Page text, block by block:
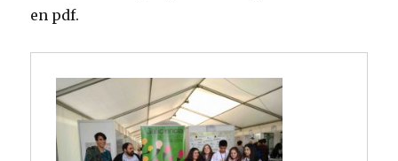
en pdf.